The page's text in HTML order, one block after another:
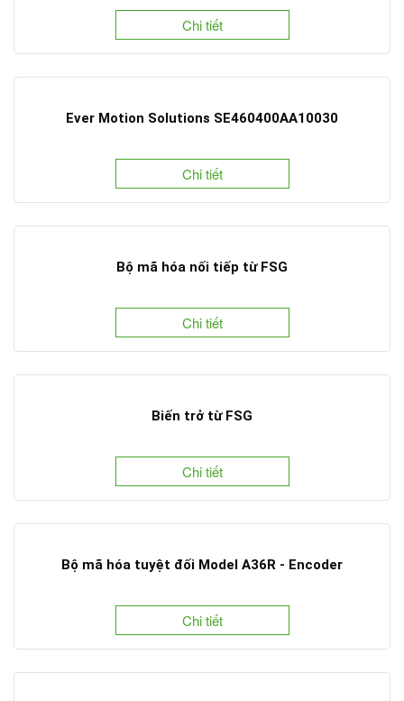
Chi tiết
Ever Motion Solutions SE460400AA10030
Chi tiết
Bộ mã hóa nối tiếp từ FSG
Chi tiết
Biến trở từ FSG
Chi tiết
Bộ mã hóa tuyệt đối Model A36R - Encoder
Chi tiết